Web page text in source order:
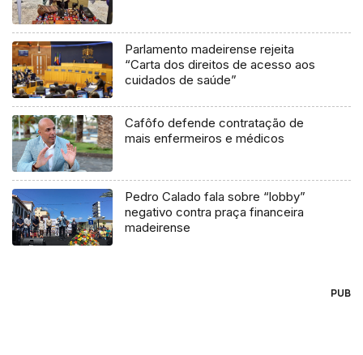
Parlamento madeirense rejeita
“Carta dos direitos de acesso aos
cuidados de saúde”
Cafôfo defende contratação de
mais enfermeiros e médicos
Pedro Calado fala sobre “lobby”
negativo contra praça financeira
madeirense
PUB